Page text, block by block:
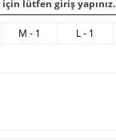
lütfen giriş yapınız.
M - 1 L - 1